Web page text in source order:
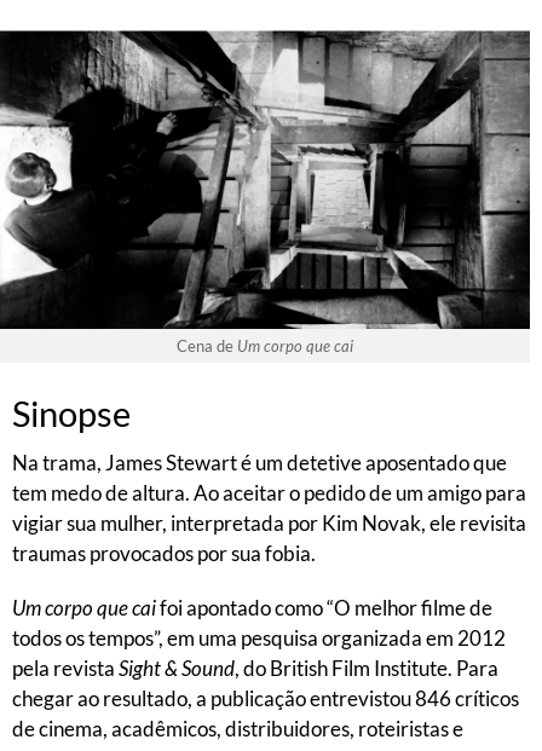
Cena de Um corpo que cai
Sinopse
Na trama, James Stewart é um detetive aposentado que
tem medo de altura. Ao aceitar o pedido de um amigo para
vigiar sua mulher, interpretada por Kim Novak, ele revisita
traumas provocados por sua fobia.
Um corpo que caifoi apontado como “O melhor filme de
todos os tempos”, em uma pesquisa organizada em 2012
pela revistaSight & Sound, do British Film Institute. Para
chegar ao resultado, a publicação entrevistou 846 críticos
de cinema, acadêmicos, distribuidores, roteiristas e